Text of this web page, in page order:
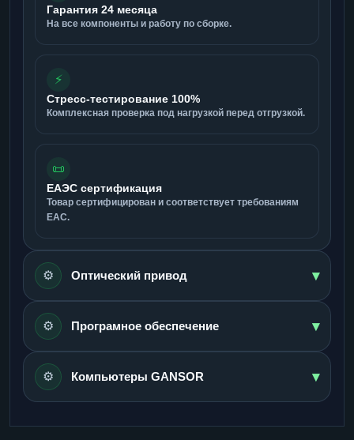
Гарантия 24 месяца
На все компоненты и работу по сборке.
⚡
Стресс-тестирование 100%
Комплексная проверка под нагрузкой перед отгрузкой.
📜
ЕАЭС сертификация
Товар сертифицирован и соответствует требованиям
ЕАС.
⚙️ Оптический привод ▾
⚙️ Програмное обеспечение ▾
⚙️ Компьютеры GANSOR ▾